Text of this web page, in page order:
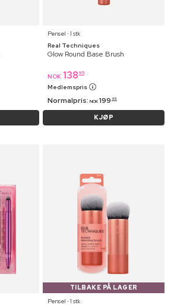
Pensel ⋅ 1 stk
Real Techniques
Glow Round Base Brush
NOK 138 95
Medlemspris
Normalpris: NOK 199 95
KJØP
TILBAKE PÅ LAGER
Pensel ⋅ 1 stk